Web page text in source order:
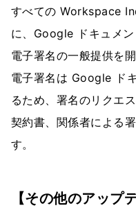
すべての Workspace
に、Google ドキュメ
電子署名の一般提供を開
電子署名は Google ド
るため、署名のリクエ
契約書、関係者による
す。
【その他のアップ